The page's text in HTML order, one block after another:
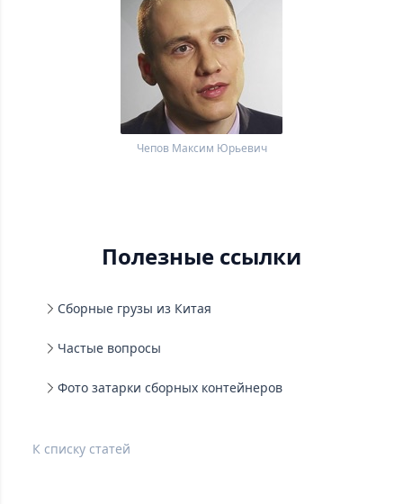
Чепов Максим Юрьевич
Полезные ссылки
Сборные грузы из Китая
Частые вопросы
Фото затарки сборных контейнеров
К списку статей